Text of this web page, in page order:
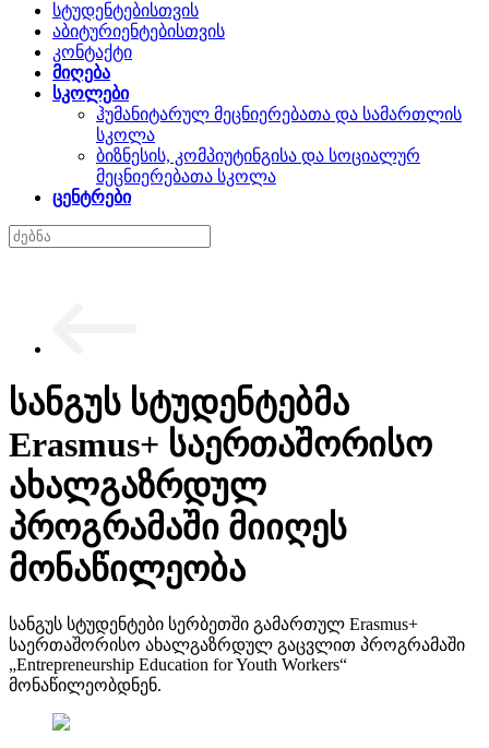
სტუდენტებისთვის
აბიტურიენტებისთვის
კონტაქტი
მიღება
სკოლები
ჰუმანიტარულ მეცნიერებათა და სამართლის
სკოლა
ბიზნესის, კომპიუტინგისა და სოციალურ
მეცნიერებათა სკოლა
ცენტრები
სანგუს სტუდენტებმა
Erasmus+ საერთაშორისო
ახალგაზრდულ
პროგრამაში მიიღეს
მონაწილეობა
სანგუს სტუდენტები სერბეთში გამართულ Erasmus+
საერთაშორისო ახალგაზრდულ გაცვლით პროგრამაში
„Entrepreneurship Education for Youth Workers“
მონაწილეობდნენ.